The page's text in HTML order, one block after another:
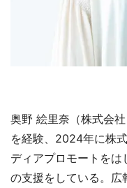
奥野 絵里奈（株式会
を経験、2024年に株
ディアプロモートを
の支援をしている。広